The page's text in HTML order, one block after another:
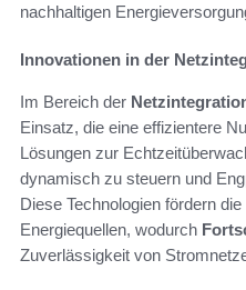
nachhaltigen
Innovationen in der
Im Bereich der
Einsatz, die eine effizientere
Lösungen zur
dynamisch zu steuern und
Diese Technologien fördern
Energiequellen, wodurch
Zuverlässigkeit von